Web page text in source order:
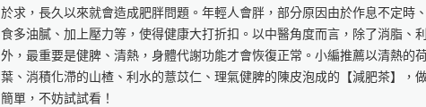
於求，長久以來就會造成肥胖問題。年輕人會胖，部分原因由於作息不定時
食多油膩、加上壓力等，使得健康大打折扣。以中醫角度而言，除了消脂、
外，最重要是健脾、清熱，身體代謝功能才會恢復正常。小編推薦以清熱的
葉、消積化滯的山楂、利水的薏苡仁、理氣健脾的陳皮泡成的【減肥茶】，
簡單，不妨試試看！